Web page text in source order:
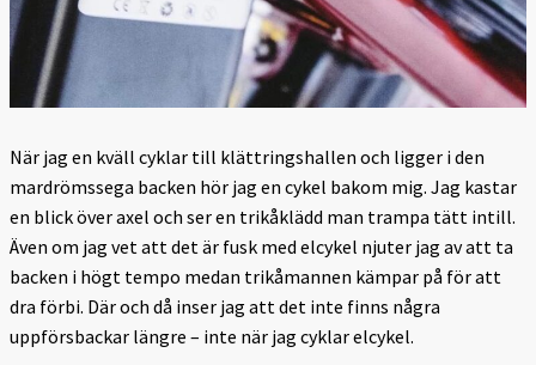
När jag en kväll cyklar till klättringshallen och ligger i den
mardrömssega backen hör jag en cykel bakom mig. Jag kastar
en blick över axel och ser en trikåklädd man trampa tätt intill.
Även om jag vet att det är fusk med elcykel njuter jag av att ta
backen i högt tempo medan trikåmannen kämpar på för att
dra förbi. Där och då inser jag att det inte finns några
uppförsbackar längre – inte när jag cyklar elcykel.